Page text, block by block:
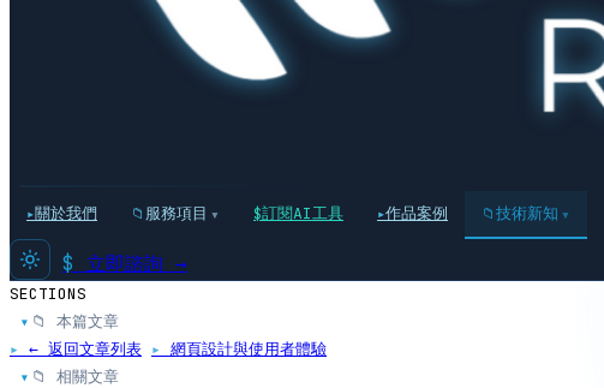
▸關於我們 📁 服務項目 ▾ $訂閱AI工具 ▸作品案例 📁技術新知 ▾
$ 立即諮詢 →
SECTIONS
▸📁 本篇文章
▸ ← 返回文章列表 ▸ 網頁設計與使用者體驗
▸📁 相關文章